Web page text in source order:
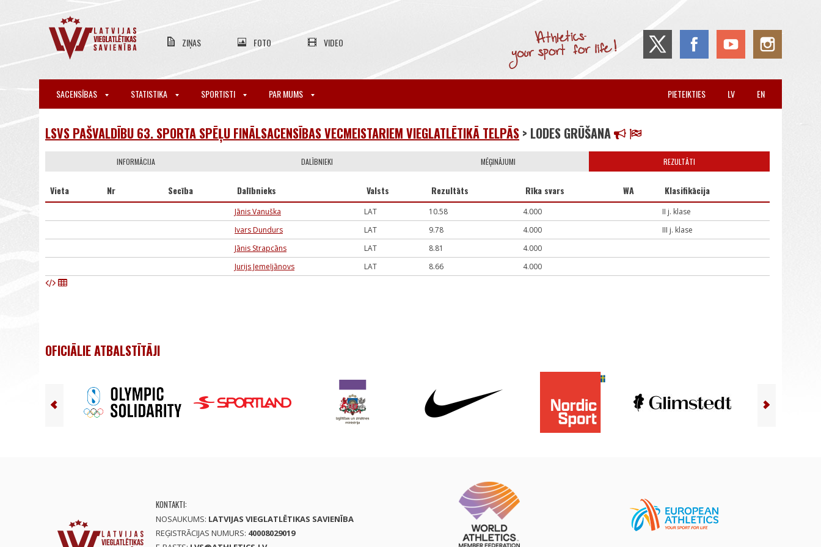
ZIŅAS FOTO VIDEO
SACENSĪBAS STATISTIKA SPORTISTI PAR MUMS EN
LV
PIETEIKTIES
LSVS PAŠVALDĪBU 63. SPORTA SPĒĻU FINĀLSACENSĪBAS VECMEISTARIEM VIEGLATLĒTIKĀ TELPĀS > LODES GRŪŠANA
INFORMĀCIJA DALĪBNIEKI MĒĢINĀJUMI REZULTĀTI
Vieta Nr Secība Dalībnieks Valsts Rezultāts Rīka svars WA Klasifikācija
Jānis Vanuška LAT 10.58 4.000
II j. klase
Ivars Dundurs
LAT 9.78 4.000
III j. klase
Jānis Strapcāns
LAT 8.81
4.000
Jurijs Jemeļjānovs
LAT 8.66 4.000
OFICIĀLIE ATBALSTĪTĀJI
KONTAKTI:
NOSAUKUMS: LATVIJAS VIEGLATLĒTIKAS SAVIENĪBA
REĢISTRĀCIJAS NUMURS: 40008029019